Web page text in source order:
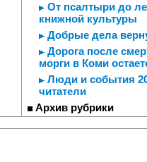
От псалтыри до
книжной культуры
Добрые дела
Дорога после
морги в Коми
Люди и события
читатели
Архив рубрики